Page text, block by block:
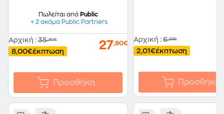
Πωλείται από Public
+ 2 ακόμα Public Partners
Αρχική : 35,90€
8,00€έκπτωση 27,90€
Προσθήκη
Αρχική : 6,99€
2,01€έκπτωση
Προσθήκη